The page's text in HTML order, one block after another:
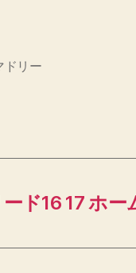
ドリー
ド16 17 ホ